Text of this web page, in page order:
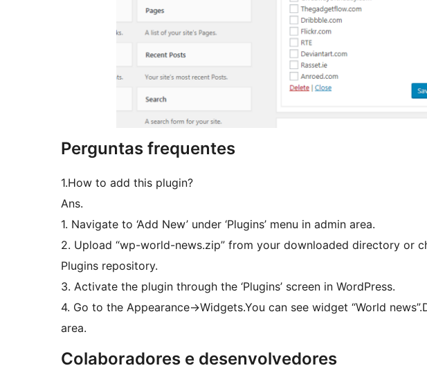
Perguntas frequentes
1.How to add this plugin?
Ans.
1. Navigate to ‘Add New’ under ‘Plugins’ menu in admin area.
2. Upload “wp-world-news.zip” from your downloaded directory or
Plugins repository.
3. Activate the plugin through the ‘Plugins’ screen in WordPress.
4. Go to the Appearance->Widgets.You can see widget “World
area.
Colaboradores e desenvolvedores